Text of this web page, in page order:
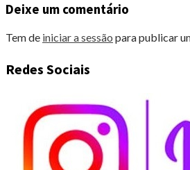
Deixe um comentário
Tem de iniciar a sessão para publicar
Redes Sociais